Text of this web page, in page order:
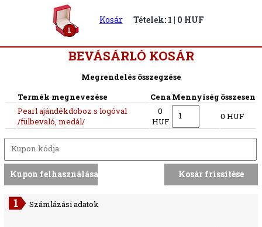
1
Kosár Tételek: 1 | 0 HUF
BEVÁSÁRLÓ KOSÁR
Megrendelés összegzése
Termék megnevezése
CenaMennyiség összesen
Pearl ajándékdoboz s logóval
/fülbevaló, medál/
0
HUF
0 HUF
Számlázási adatok